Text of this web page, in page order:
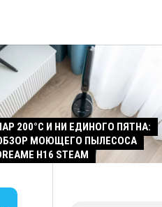
200°C И НИ ЕДИНОГО ПЯТНА:
МОЮЩЕГО ПЫЛЕСОСА
H16 STEAM